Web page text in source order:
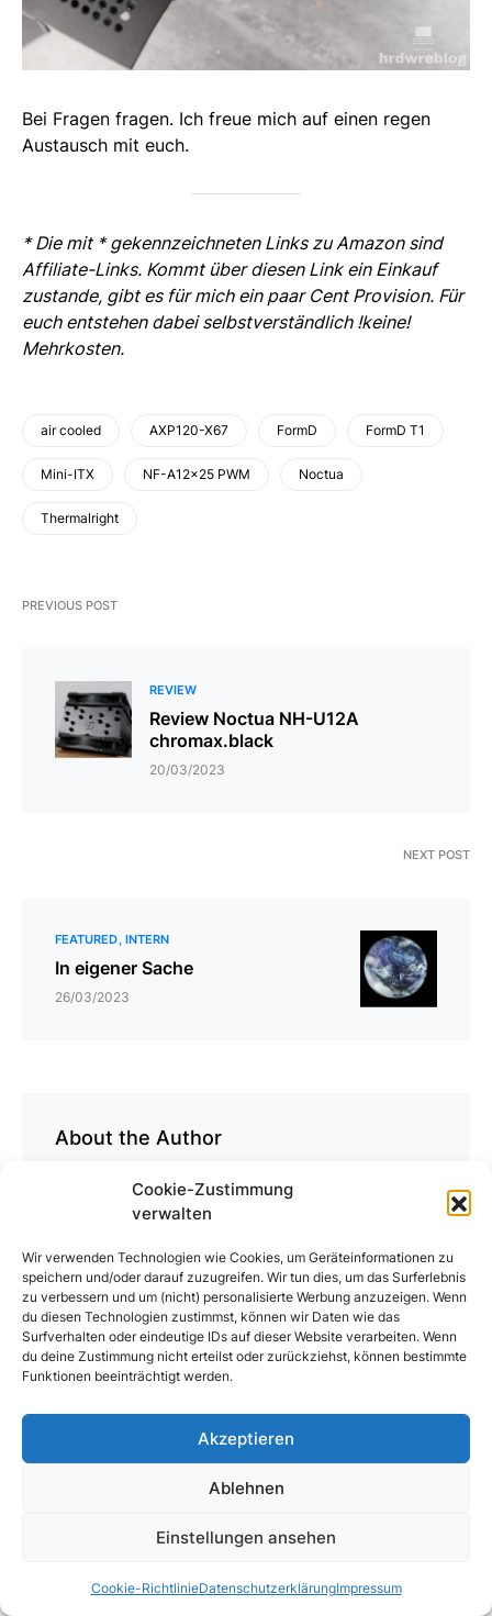
Cookie-Zustimmung
verwalten
Wir verwenden Technologien wie Cookies, um Geräteinformationen zu
speichern und/oder darauf zuzugreifen. Wir tun dies, um das Surferlebnis
zu verbessern und um (nicht) personalisierte Werbung anzuzeigen. Wenn
du diesen Technologien zustimmst, können wir Daten wie das
Surfverhalten oder eindeutige IDs auf dieser Website verarbeiten. Wenn
du deine Zustimmung nicht erteilst oder zurückziehst, können bestimmte
Funktionen beeinträchtigt werden.
Akzeptieren
Ablehnen
Einstellungen ansehen
Cookie-RichtlinieDatenschutzerklärungImpressum
Bei Fragen fragen. Ich freue mich auf einen regen
Austausch mit euch.
* Die mit * gekennzeichneten Links zu Amazon sind
Affiliate-Links. Kommt über diesen Link ein Einkauf
zustande, gibt es für mich ein paar Cent Provision. Für
euch entstehen dabei selbstverständlich !keine!
Mehrkosten.
air cooled AXP120-X67 FormD FormD T1
Mini-ITX NF-A12x25 PWM Noctua
Thermalright
PREVIOUS POST
REVIEW
Review Noctua NH-U12A
chromax.black
20/03/2023
NEXT POST
FEATURED INTERN
In eigener Sache
26/03/2023
About the Author
Mark
It’s all about hrdwre.
Want to support my work?
Featured Post